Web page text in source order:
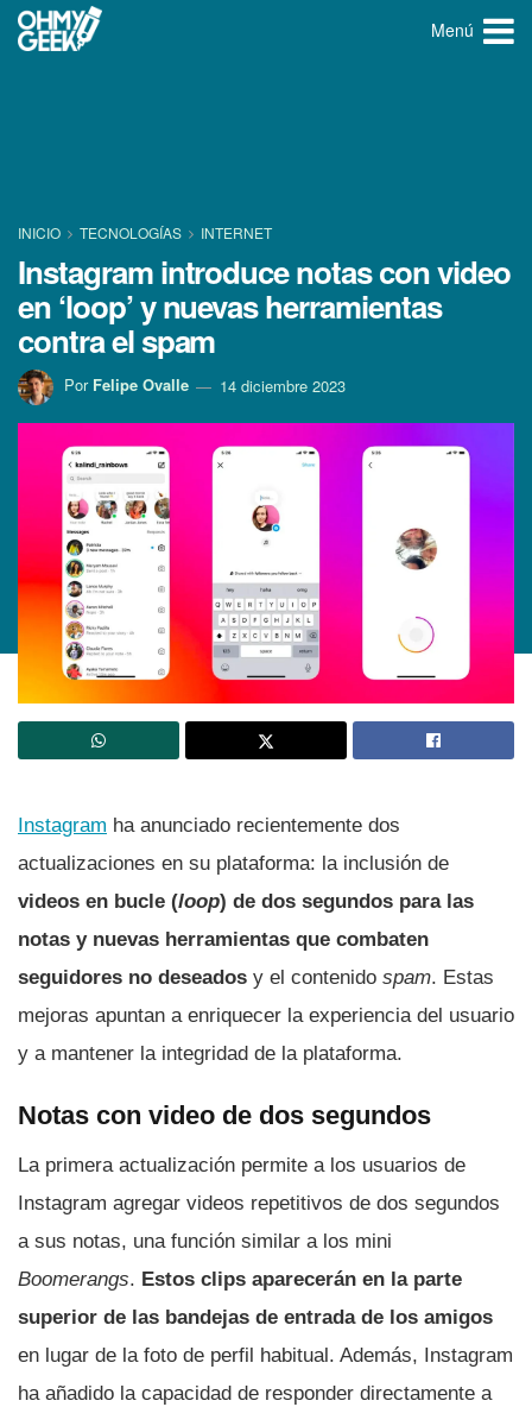
Menú
INICIO TECNOLOGÍ­AS INTERNET
Instagram introduce notas con video
en ‘loop’ y nuevas herramientas
contra el spam
Por Felipe Ovalle 14 diciembre 2023
Instagram ha anunciado recientemente dos
actualizaciones en su plataforma: la inclusión de
videos en bucle (loop) de dos segundos para las
notas y nuevas herramientas que combaten
seguidores no deseados y el contenido spam. Estas
mejoras apuntan a enriquecer la experiencia del usuario
y a mantener la integridad de la plataforma.
Notas con video de dos segundos
La primera actualización permite a los usuarios de
Instagram agregar videos repetitivos de dos segundos
a sus notas, una función similar a los mini
Boomerangs. Estos clips aparecerán en la parte
superior de las bandejas de entrada de los amigos
en lugar de la foto de perfil habitual. Además, Instagram
ha añadido la capacidad de responder directamente a